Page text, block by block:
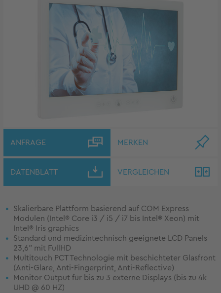
ANFRAGE MERKEN
DATENBLATT VERGLEICHEN
Skalierbare Plattform basierend auf COM Express
Modulen (Intel® Core i3 / i5 / i7 bis Intel® Xeon) mit
Intel® Iris graphics
Standard und medizintechnisch geeignete LCD Panels
23,6" mit FullHD
Multitouch PCT Technologie mit beschichteter Glasfront
(Anti-Glare, Anti-Fingerprint, Anti-Reflective)
Monitor Output für bis zu 3 externe Displays (bis zu 4k
UHD @ 60 HZ)